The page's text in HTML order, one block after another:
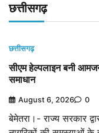
छत्तीसगढ़
छत्तीसगढ़
सीएम हेल्पलाइन बनी
समाधान
August 6, 2026 0
बेमेतरा।- राज्य सरकार